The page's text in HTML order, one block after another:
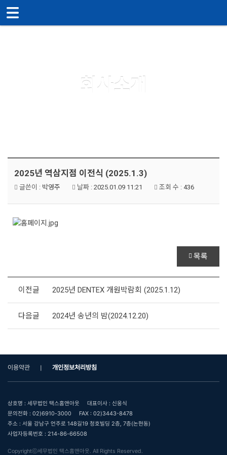
회사소개
2025년 역삼지점 이전식 (2025.1.3)
글쓴이 : 박영주 날짜 : 2025.01.09 11:21 조회 수 : 436
목록
이전글 2025년 DENTEX 개원박람회 (2025.1.12)
다음글 2024년 송년의 밤(2024.12.20)
이용약관 개인정보처리방침
상호명 : 세무법인 택스홈앤아웃
대표이사 : 신웅식
문의전화 : 02)6910-3000
FAX : 02)3443-8478
주소 : 서울 강남구 언주로 148길19 청호빌딩 2층, 7층(논현동)
사업자등록번호 : 214-86-66508
Copyrightⓒ세무법인 택스홈앤아웃. All Rights Reserved.